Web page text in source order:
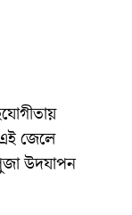
জেলে
উদযাপন